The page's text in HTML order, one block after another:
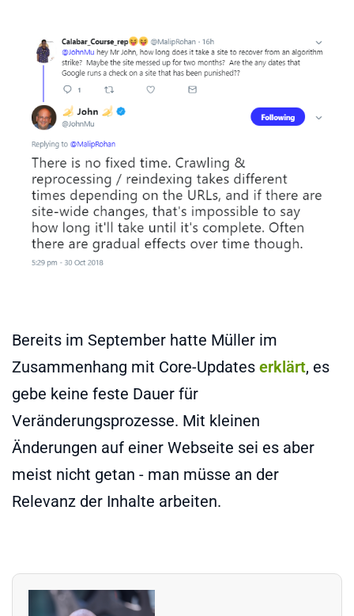
Bereits im September hatte Müller im
Zusammenhang mit Core-Updates erklärt, es
gebe keine feste Dauer für
Veränderungsprozesse. Mit kleinen
Änderungen auf einer Webseite sei es aber
meist nicht getan - man müsse an der
Relevanz der Inhalte arbeiten.